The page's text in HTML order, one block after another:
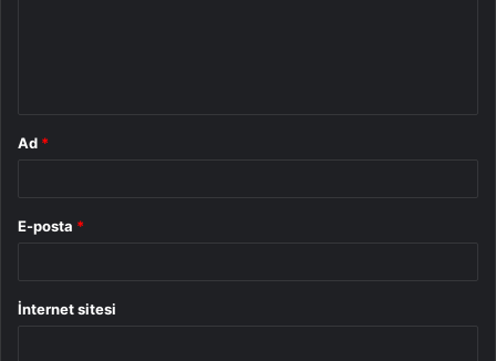
Ad *
E-posta *
İnternet sitesi